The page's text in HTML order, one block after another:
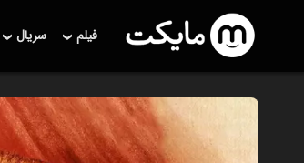
فیلم سریال